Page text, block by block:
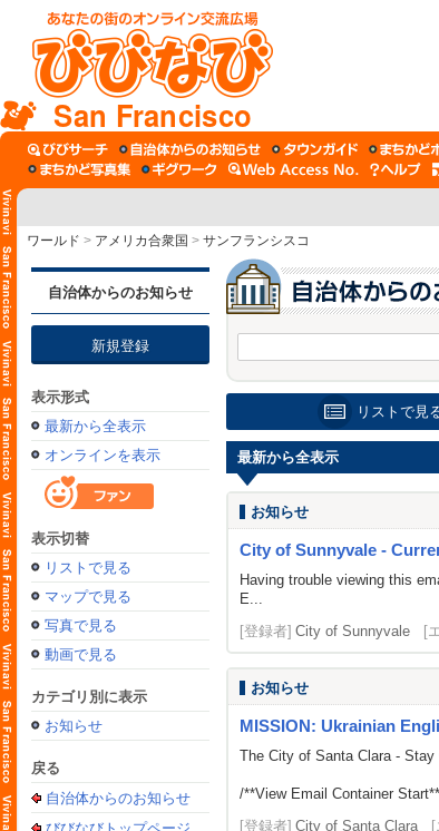
San Francisco
ワールド > アメリカ合衆国 > サンフランシスコ
自治体からのお知らせ
新規登録
表示形式
最新から全表示
オンラインを表示
表示切替
リストで見る
マップで見る
写真で見る
動画で見る
カテゴリ別に表示
お知らせ
戻る
自治体からのお知らせ
リストで見
最新から全表示
お知らせ
City of Sunnyvale -
Having trouble viewing this
E...
[登録者] City of Sunnyvale [
お知らせ
MISSION: Ukrainian
The City of Santa Clara - Stay
/**View Email Container
[登録者] City of Santa Clara